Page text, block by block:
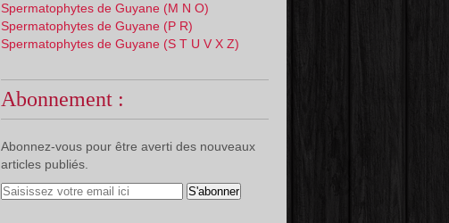
Spermatophytes de Guyane (M N O)
Spermatophytes de Guyane (P R)
Spermatophytes de Guyane (S T U V X Z)
Abonnement :
Abonnez-vous pour être averti des nouveaux
articles publiés.